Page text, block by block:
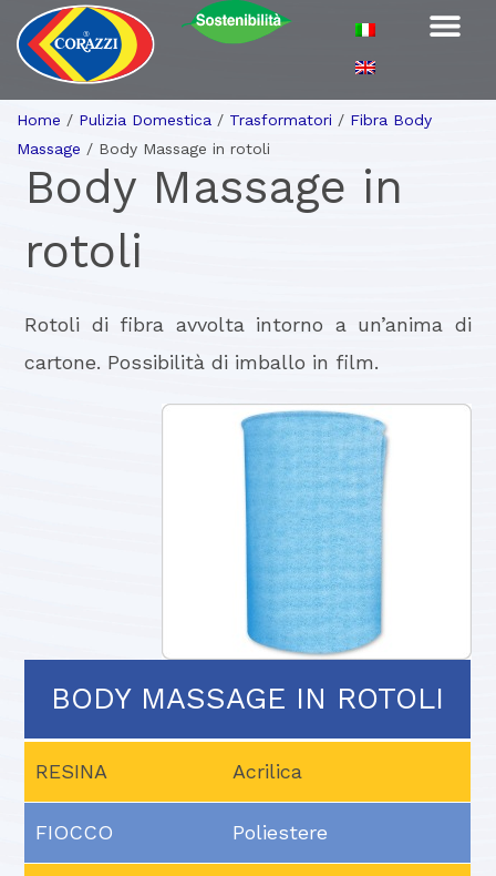
Home / Pulizia Domestica / Trasformatori / Fibra Body
Massage / Body Massage in rotoli
Body Massage in
rotoli
Rotoli di fibra avvolta intorno a un’anima di
cartone. Possibilità di imballo in film.
BODY MASSAGE IN ROTOLI
RESINA Acrilica
FIOCCO Poliestere